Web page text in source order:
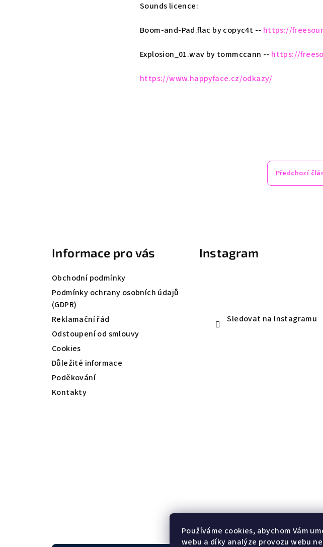
Používáme cookies, abychom Vám
webu a díky analýze provozu webu
Sounds licence:
Boom-and-Pad.flac by copyc4t -- https://
Explosion_01.wav by tommccann -- https://
https://www.happyface.cz/odkazy/
Předchozí
Informace pro vás
Obchodní podmínky
Podmínky ochrany osobních údajů
(GDPR)
Reklamační řád
Odstoupení od smlouvy
Cookies
Důležité informace
Poděkování
Kontakty
Instagram
Sledovat na Instagramu